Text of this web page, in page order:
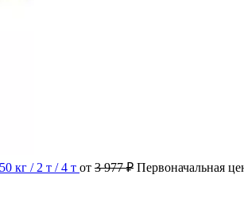
кг / 2 т / 4 т от 3 977₽ Первоначальная